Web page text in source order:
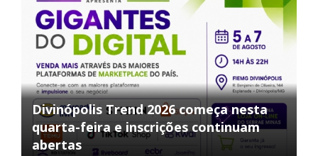
Divinópolis Trend 2026 começa nesta
quarta-feira e inscrições continuam
abertas